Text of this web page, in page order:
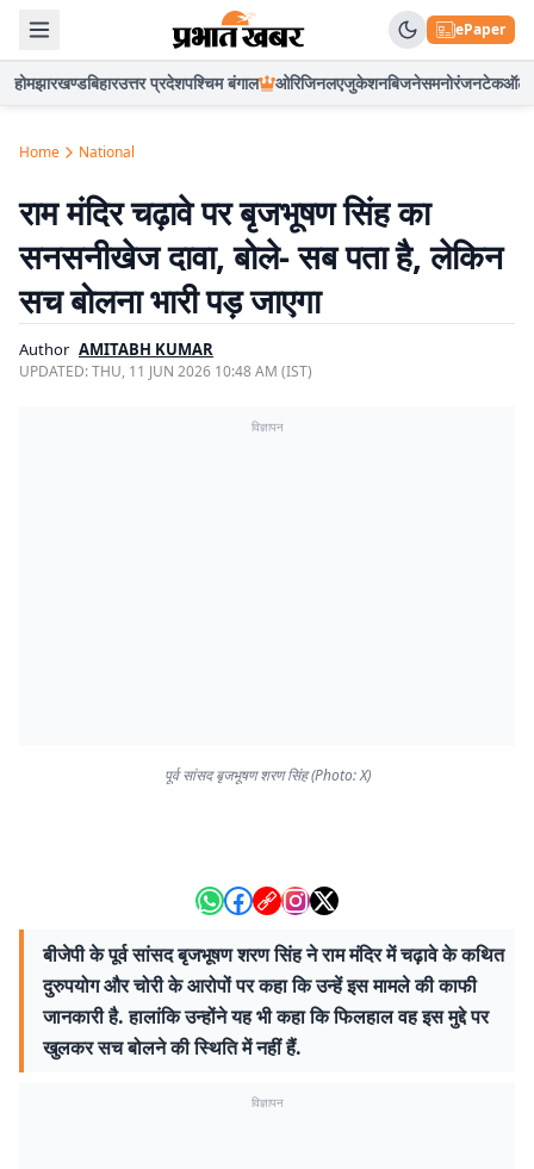
ePaper
होमझारखण्डबिहारउत्तर प्रदेशपश्चिम बंगाल ओरिजिनलएजुकेशनबिजनेसमनोरंजनटेकऑटो
Home National
राम मंदिर चढ़ावे पर बृजभूषण सिंह का
सनसनीखेज दावा, बोले- सब पता है, लेकिन
सच बोलना भारी पड़ जाएगा
Author AMITABH KUMAR
UPDATED:THU, 11 JUN 2026 10:48 AM (IST)
विज्ञापन
पूर्व सांसद बृजभूषण शरण सिंह (Photo: X)
बीजेपी के पूर्व सांसद बृजभूषण शरण सिंह ने राम मंदिर में चढ़ावे के कथित
दुरुपयोग और चोरी के आरोपों पर कहा कि उन्हें इस मामले की काफी
जानकारी है. हालांकि उन्होंने यह भी कहा कि फिलहाल वह इस मुद्दे पर
खुलकर सच बोलने की स्थिति में नहीं हैं.
विज्ञापन